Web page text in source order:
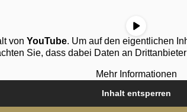
vonYouTube. Um auf den eigentlichen
Sie, dass dabei Daten an
Mehr Informationen
Inhalt entsperren